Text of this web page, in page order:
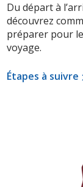
Du départ à
découvrez
préparer pour
voyage.
Étapes à suivre